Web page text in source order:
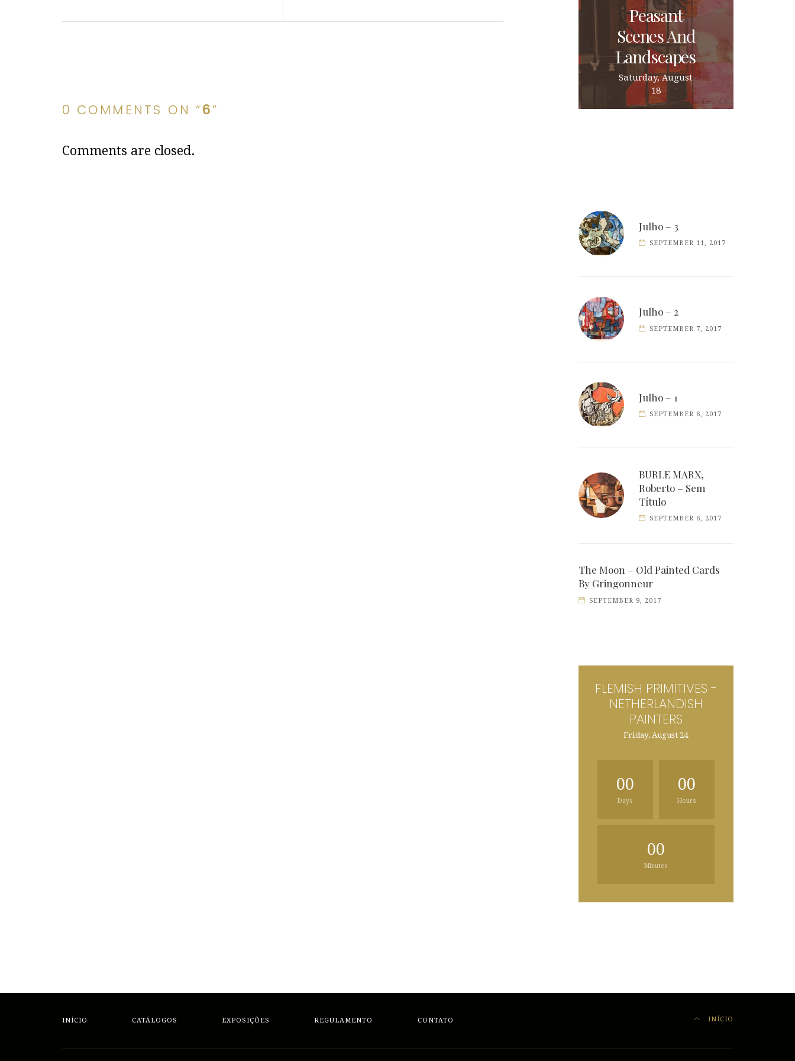
0 COMMENTS ON “6”
Comments are closed.
Peasant
Scenes And
Landscapes
Saturday, August
18
Julho – 3
SEPTEMBER 11, 2017
Julho – 2
SEPTEMBER 7, 2017
Julho – 1
SEPTEMBER 6, 2017
BURLE MARX,
Roberto – Sem
Título
SEPTEMBER 6, 2017
The Moon – Old Painted Cards
By Gringonneur
SEPTEMBER 9, 2017
FLEMISH PRIMITIVES -
NETHERLANDISH
PAINTERS
Friday, August 24
00
Days
00
Hours
00
Minutes
INÍCIO CATÁLOGOS EXPOSIÇÕES REGULAMENTO CONTATO INÍCIO